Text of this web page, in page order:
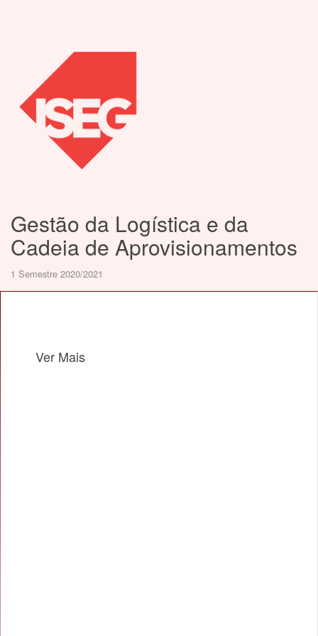
Gestão da Logística e da
Cadeia de Aprovisionamentos
1 Semestre 2020/2021
Ver Mais